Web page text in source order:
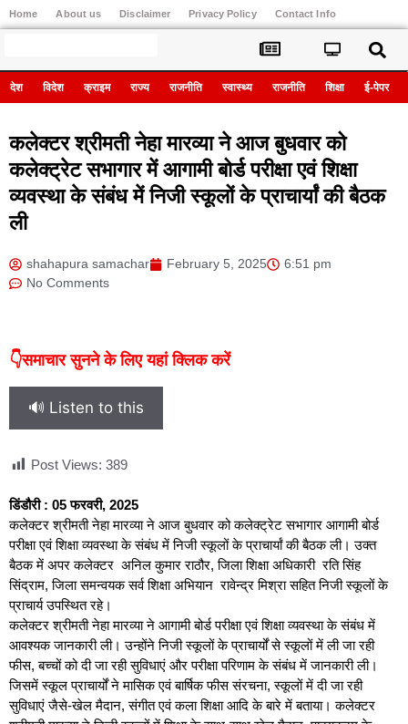
Home About us Disclaimer Privacy Policy Contact Info
देश विदेश क्राइम राज्य राजनीति स्वास्थ्य राजनीति शिक्षा ई-पेपर
कलेक्टर श्रीमती नेहा मारव्या ने आज बुधवार को
कलेक्ट्रेट सभागार में आगामी बोर्ड परीक्षा एवं शिक्षा
व्यवस्था के संबंध में निजी स्कूलों के प्राचार्यां की बैठक
ली
shahapura samachar February 5, 2025
6:51 pm
No Comments
👇समाचार सुनने के लिए यहां क्लिक करें
🔊 Listen to this
Post Views: 389
डिंडौरी : 05 फरवरी, 2025
कलेक्टर श्रीमती नेहा मारव्या ने आज बुधवार को कलेक्ट्रेट सभागार आगामी बोर्ड
परीक्षा एवं शिक्षा व्यवस्था के संबंध में निजी स्कूलों के प्राचार्यां की बैठक ली। उक्त
बैठक में अपर कलेक्टर अनिल कुमार राठौर, जिला शिक्षा अधिकारी रति सिंह
सिंद्राम, जिला समन्वयक सर्व शिक्षा अभियान रावेन्द्र मिश्रा सहित निजी स्कूलों के
प्राचार्य उपस्थित रहे।
कलेक्टर श्रीमती नेहा मारव्या ने आगामी बोर्ड परीक्षा एवं शिक्षा व्यवस्था के संबंध में
आवश्यक जानकारी ली। उन्होंने निजी स्कूलों के प्राचार्यों से स्कूलों में ली जा रही
फीस, बच्चों को दी जा रही सुविधाएं और परीक्षा परिणाम के संबंध में जानकारी ली।
जिसमें स्कूल प्राचार्यों ने मासिक एवं बार्षिक फीस संरचना, स्कूलों में दी जा रही
सुविधाएं जैसे-खेल मैदान, संगीत एवं कला शिक्षा आदि के बारे में बताया। कलेक्टर